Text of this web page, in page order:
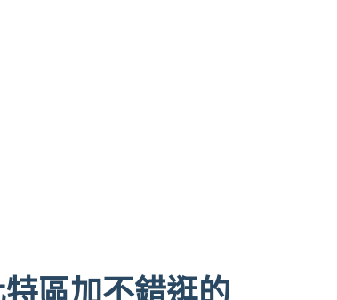
區加不錯逛的